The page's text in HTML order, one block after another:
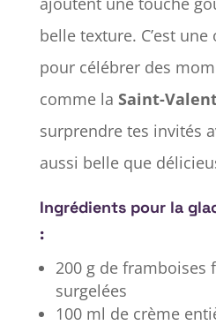
belle texture. C’est
pour célébrer des
comme la Saint-
surprendre tes invités
aussi belle que
Ingrédients pour la
:
200 g de framboises
surgelées
100 ml de crème